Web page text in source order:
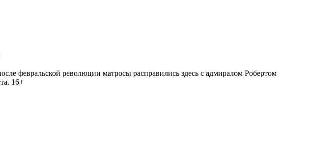
февральской революции матросы расправились здесь с адмиралом Робертом
16+